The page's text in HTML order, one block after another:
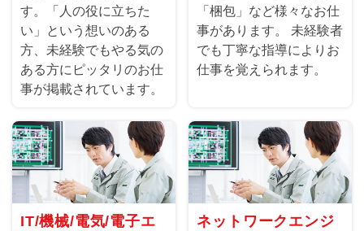
す。「人の役に立ちた
い」という想いのある
方、未経験でもやる気の
ある方にピッタリのお仕
事が掲載されています。
「梱包」など様々なお仕
事があります。 未経験者
でも丁寧な指導によりお
仕事を覚えられます。
IT/機械/電気/電子エ ネットワークエンジ